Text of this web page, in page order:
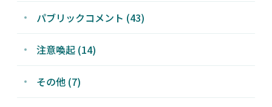
パブリックコメント (43)
注意喚起 (14)
その他 (7)